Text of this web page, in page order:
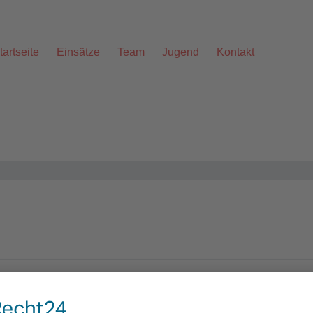
Einsätze Team Jugend Kontakt